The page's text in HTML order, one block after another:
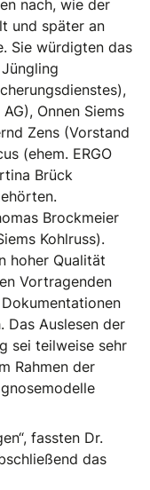
nach, wie der
und später an
Sie würdigten das
Onnen Siems
Zens (Vorstand
(ehem. ERGO
Brück
Brockmeier
Kohlruss).
hoher Qualität
Vortragenden
Das Auslesen der
sei teilweise sehr
Rahmen der
fassten Dr.
das